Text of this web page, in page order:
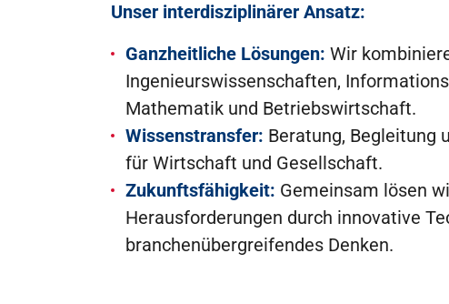
Unser interdisziplinärer Ansatz:
Ganzheitliche Lösungen: Wir
Ingenieurswissenschaften,
Mathematik und Betriebswirtschaft.
Wissenstransfer: Beratung, Begleitung
für Wirtschaft und Gesellschaft.
Zukunftsfähigkeit: Gemeinsam lösen
Herausforderungen durch innovative
branchenübergreifendes Denken.